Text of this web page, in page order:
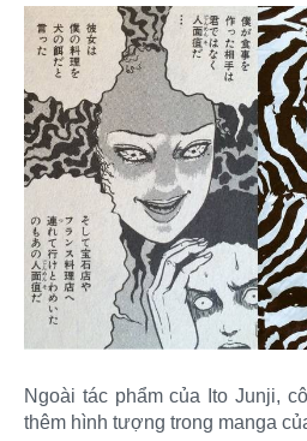
Ngoài tác phẩm của Ito Junji,
thêm hình tượng trong manga